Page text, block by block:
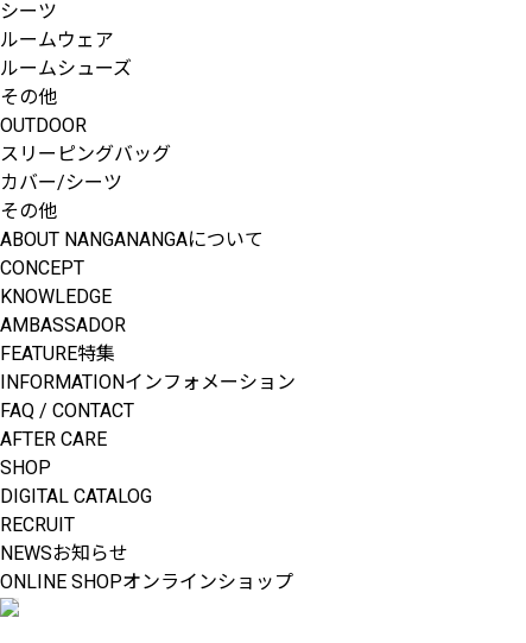
シーツ
ルームウェア
ルームシューズ
その他
OUTDOOR
スリーピングバッグ
カバー/シーツ
その他
ABOUT NANGANANGAについて
CONCEPT
KNOWLEDGE
AMBASSADOR
FEATURE特集
INFORMATIONインフォメーション
FAQ / CONTACT
AFTER CARE
SHOP
DIGITAL CATALOG
RECRUIT
NEWSお知らせ
ONLINE SHOPオンラインショップ